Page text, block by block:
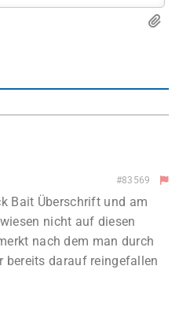
#83569
Bait Überschrift und am
nicht auf diesen
nach dem man durch
bereits darauf reingefallen